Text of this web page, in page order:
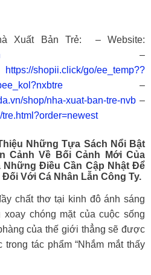
Xuất Bản Trẻ: – Website:
–
https://shopii.click/go/ee_temp??
–
shop/nha-xuat-ban-tre-nvb –
Những Tựa Sách Nổi Bật
Cảnh Về Bối Cảnh Mới Của
Điều Cần Cập Nhật Để
Với Cá Nhân Lẫn Công Ty.
chất thơ tại kinh đô ánh sáng
chóng mặt của cuộc sống
của thế giới thẳng sẽ được
tác phẩm “Nhắm mắt thấy